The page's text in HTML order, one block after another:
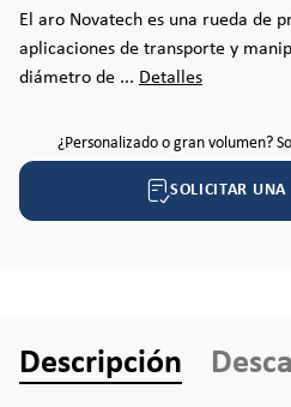
El aro Novatech es una rueda de
aplicaciones de transporte y
diámetro de ... Detalles
¿Personalizado o gran volumen?
SOLICITAR UNA
Descripción